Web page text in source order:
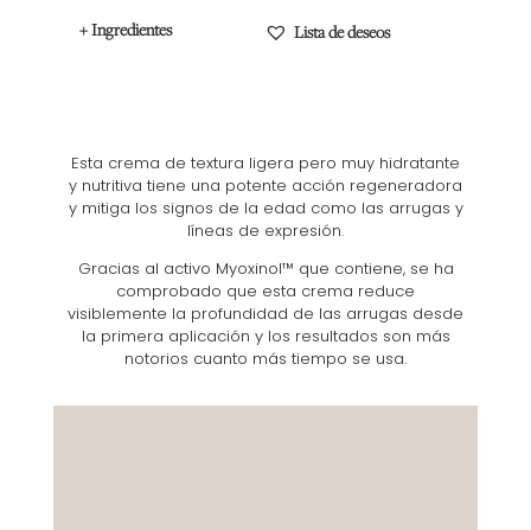
+ Ingredientes Lista de deseos
Esta crema de textura ligera pero muy hidratante
y nutritiva tiene una potente acción regeneradora
y mitiga los signos de la edad como las arrugas y
líneas de expresión.
Gracias al activo Myoxinol™ que contiene, se ha
comprobado que esta crema reduce
visiblemente la profundidad de las arrugas desde
la primera aplicación y los resultados son más
notorios cuanto más tiempo se usa.